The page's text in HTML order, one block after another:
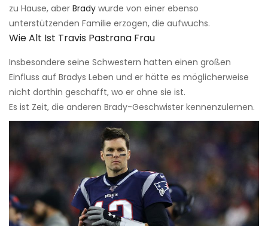
zu Hause, aber Brady wurde von einer ebenso
unterstützenden Familie erzogen, die aufwuchs.
Wie Alt Ist Travis Pastrana Frau
Insbesondere seine Schwestern hatten einen großen
Einfluss auf Bradys Leben und er hätte es möglicherweise
nicht dorthin geschafft, wo er ohne sie ist.
Es ist Zeit, die anderen Brady-Geschwister kennenzulernen.